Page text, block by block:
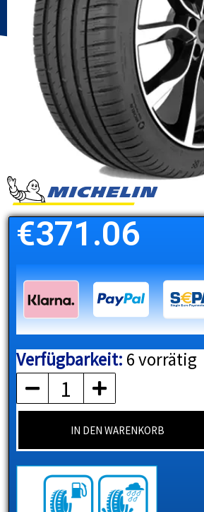
€371.06
Verfügbarkeit: 6 vorrätig
MICHELIN
Menge
IN DEN WARENKORB